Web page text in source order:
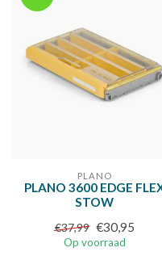
PLANO
PLANO 3600 EDGE
STOW
€37,99 €30,95
Op voorraad